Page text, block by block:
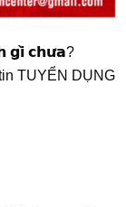
𝗴𝗶̀ 𝗰𝗵𝘂̛𝗮?
TUYỂN DỤNG